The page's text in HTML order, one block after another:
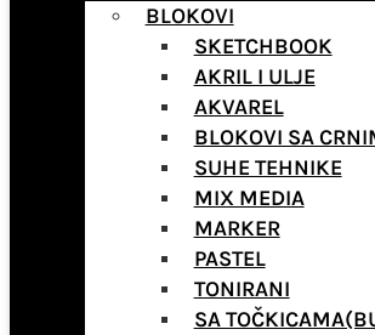
BLOKOVI
SKETCHBOOK
AKRIL I ULJE
AKVAREL
BLOKOVI SA
SUHE TEHNIKE
MIX MEDIA
MARKER
PASTEL
TONIRANI
SA